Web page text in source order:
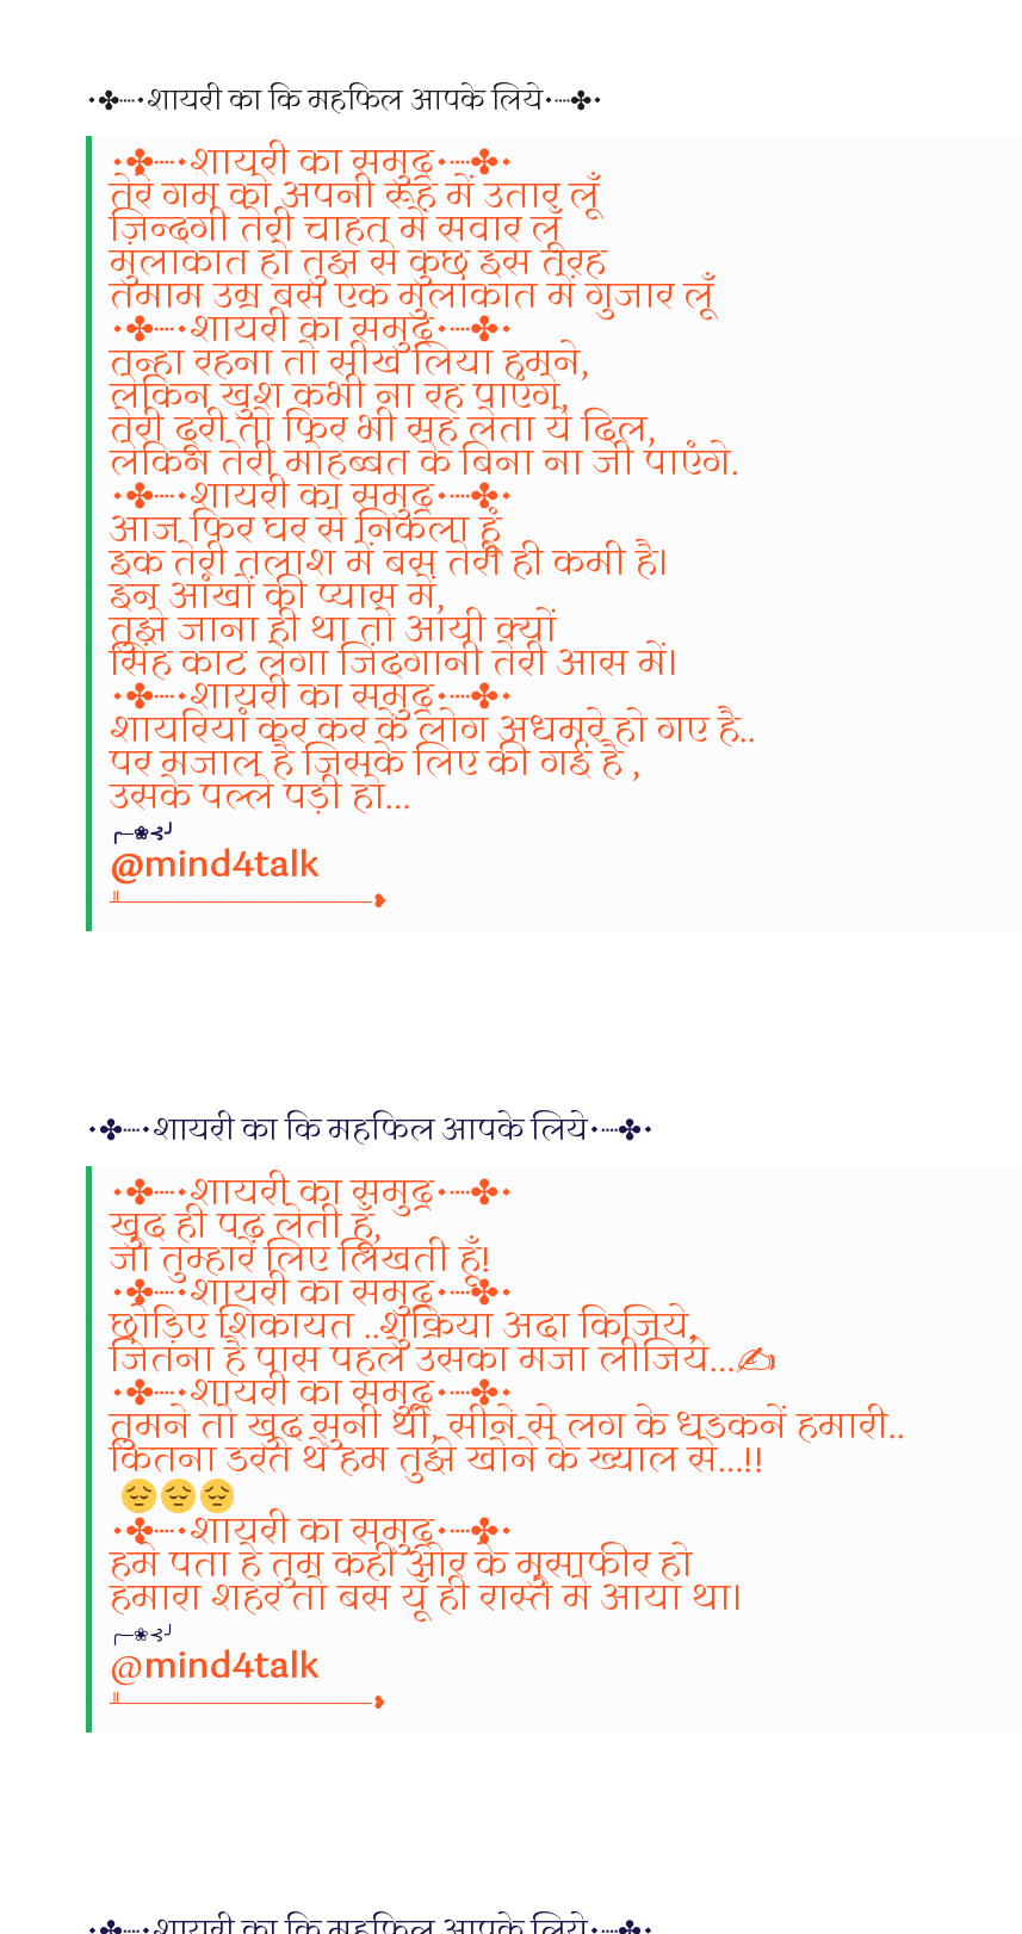
•✤┈•शायरी का कि महफिल आपके लिये•┈✤•
•✤┈•शायरी का समुद्र•┈✤•
तेरे गम को अपनी रूह में उतार लूँ
ज़िन्दगी तेरी चाहत में सवार लूँ
मुलाकात हो तुझ से कुछ इस तरह
तमाम उम्र बस एक मुलाकात में गुजार लूँ
•✤┈•शायरी का समुद्र•┈✤•
तन्हा रहना तो सीख लिया हमने,
लेकिन खुश कभी ना रह पाएंगे,
तेरी दूरी तो फिर भी सह लेता ये दिल,
लेकिन तेरी मोहब्बत के बिना ना जी पाएंगे.
•✤┈•शायरी का समुद्र•┈✤•
आज फिर घर से निकला हूं
इक तेरी तलाश में बस तेरी ही कमी है।
इन आंखों की प्यास में,
तुझे जाना ही था तो आयी क्यों
सिंह काट लेगा जिंदगानी तेरी आस में।
•✤┈•शायरी का समुद्र•┈✤•
शायरियां कर कर के लोग अधमरे हो गए है..
पर मजाल है जिसके लिए की गई है ,
उसके पल्ले पड़ी हो…
╭─❀⊰╯
@mind4talk
╨───────────────────❥
•✤┈•शायरी का कि महफिल आपके लिये•┈✤•
•✤┈•शायरी का समुद्र•┈✤•
खुद ही पढ़ लेती हूँ,
जो तुम्हारे लिए लिखती हूँ!
•✤┈•शायरी का समुद्र•┈✤•
छोड़िए शिकायत ..शुक्रिया अदा किजिये,
जितना है पास पहले उसका मजा लीजिये…✍️
•✤┈•शायरी का समुद्र•┈✤•
तुमने तो खुद सुनी थी, सीने से लग के धडकनें हमारी..
कितना डरते थे हम तुझे खोने के ख्याल से…!!
•✤┈•शायरी का समुद्र•┈✤•
हमे पता हे तुम कही ओर के मुसाफीर हो
हमारा शहर तो बस यूँ ही रास्ते मे आया था।
╭─❀⊰╯
@mind4talk
╨───────────────────❥